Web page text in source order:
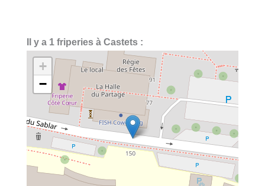
Il y a 1 friperies à Castets :
+
−